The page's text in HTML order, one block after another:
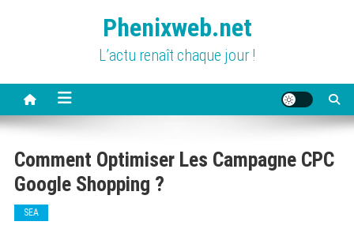
Phenixweb.net
L’actu renaît chaque jour !
Comment Optimiser Les Campagne CPC
Google Shopping ?
SEA